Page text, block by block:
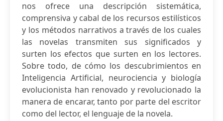
nos ofrece una descripción sistemática,
comprensiva y cabal de los recursos estilísticos
y los métodos narrativos a través de los cuales
las novelas transmiten sus significados y
surten los efectos que surten en los lectores.
Sobre todo, de cómo los descubrimientos en
Inteligencia Artificial, neurociencia y biología
evolucionista han renovado y revolucionado la
manera de encarar, tanto por parte del escritor
como del lector, el lenguaje de la novela.